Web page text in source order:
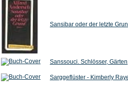
Sansibar oder der letzte
Sanssouci. Schlösser,
Sarggeflüster - Kimberly